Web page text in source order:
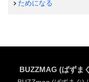
ためになる
BUZZMAG (ばずま